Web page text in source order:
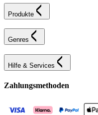
Produkte
Genres
Hilfe & Services
Zahlungsmethoden